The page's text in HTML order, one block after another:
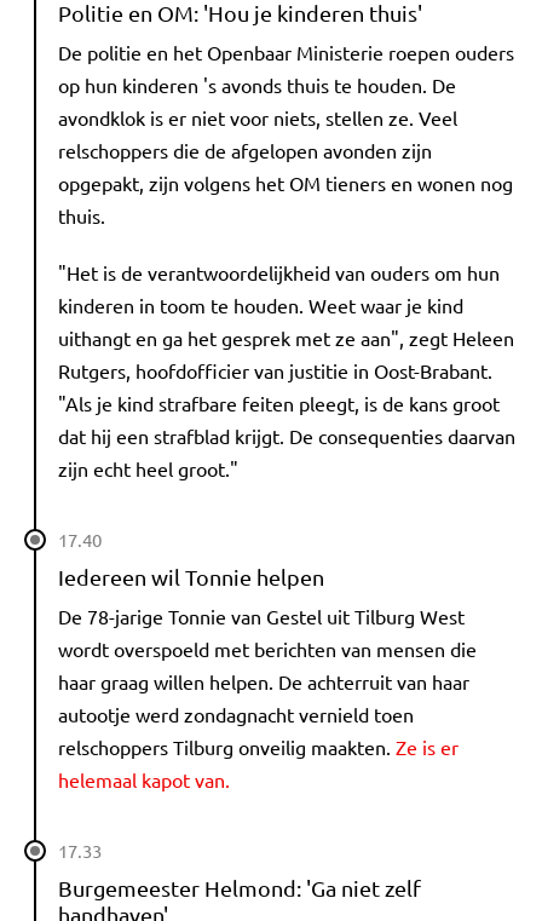
Politie en OM: 'Hou je kinderen thuis'
De politie en het Openbaar Ministerie roepen ouders
op hun kinderen 's avonds thuis te houden. De
avondklok is er niet voor niets, stellen ze. Veel
relschoppers die de afgelopen avonden zijn
opgepakt, zijn volgens het OM tieners en wonen nog
thuis.
"Het is de verantwoordelijkheid van ouders om hun
kinderen in toom te houden. Weet waar je kind
uithangt en ga het gesprek met ze aan", zegt Heleen
Rutgers, hoofdofficier van justitie in Oost-Brabant.
"Als je kind strafbare feiten pleegt, is de kans groot
dat hij een strafblad krijgt. De consequenties daarvan
zijn echt heel groot."
17.40
Iedereen wil Tonnie helpen
De 78-jarige Tonnie van Gestel uit Tilburg West
wordt overspoeld met berichten van mensen die
haar graag willen helpen. De achterruit van haar
autootje werd zondagnacht vernield toen
relschoppers Tilburg onveilig maakten. Ze is er
helemaal kapot van.
17.33
Burgemeester Helmond: 'Ga niet zelf
handhaven'